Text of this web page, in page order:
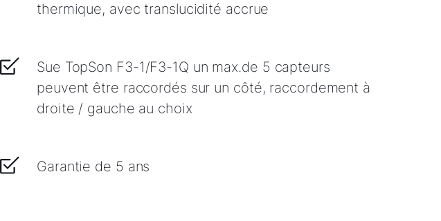
thermique, avec translucidité accrue
Sue TopSon F3-1/F3-1Q un max.de 5 capteurs
peuvent être raccordés sur un côté, raccordement à
droite / gauche au choix
Garantie de 5 ans